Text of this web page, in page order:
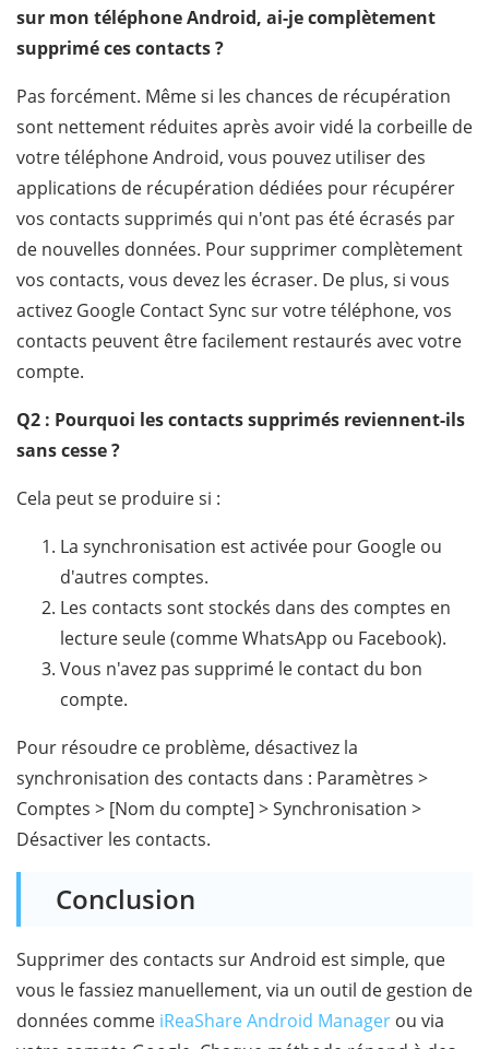
sur mon téléphone Android, ai-je complètement
supprimé ces contacts ?
Pas forcément. Même si les chances de récupération
sont nettement réduites après avoir vidé la corbeille de
votre téléphone Android, vous pouvez utiliser des
applications de récupération dédiées pour récupérer
vos contacts supprimés qui n'ont pas été écrasés par
de nouvelles données. Pour supprimer complètement
vos contacts, vous devez les écraser. De plus, si vous
activez Google Contact Sync sur votre téléphone, vos
contacts peuvent être facilement restaurés avec votre
compte.
Q2 : Pourquoi les contacts supprimés reviennent-ils
sans cesse ?
Cela peut se produire si :
La synchronisation est activée pour Google ou
d'autres comptes.
Les contacts sont stockés dans des comptes en
lecture seule (comme WhatsApp ou Facebook).
Vous n'avez pas supprimé le contact du bon
compte.
Pour résoudre ce problème, désactivez la
synchronisation des contacts dans : Paramètres >
Comptes > [Nom du compte] > Synchronisation >
Désactiver les contacts.
Conclusion
Supprimer des contacts sur Android est simple, que
vous le fassiez manuellement, via un outil de gestion de
données comme iReaShare Android Manager ou via